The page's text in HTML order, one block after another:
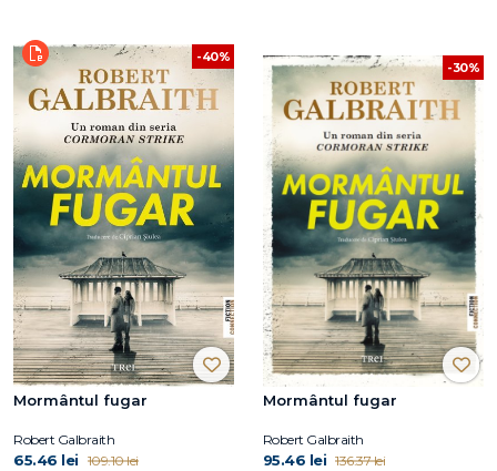
-40%
Mormântul fugar
Robert Galbraith
65.46 lei 109.10 lei
-30%
Mormântul fugar
Robert Galbraith
95.46 lei 136.37 lei